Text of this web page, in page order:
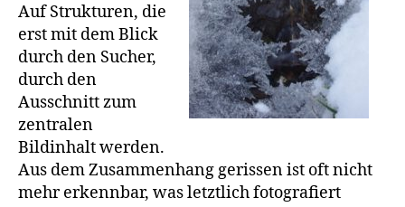
Auf Strukturen, die
erst mit dem Blick
durch den Sucher,
durch den
Ausschnitt zum
zentralen
Bildinhalt werden.
Aus dem Zusammenhang gerissen ist oft nicht
mehr erkennbar, was letztlich fotografiert